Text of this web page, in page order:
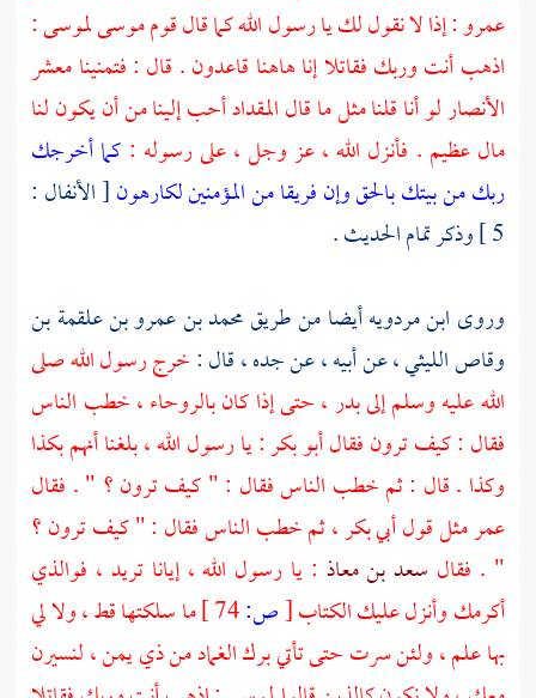
عمرو: إذا لا نقول لك يا رسول الله كما قالقوم موسىلموسى:
اذهب أنت وربك فقاتلا إنا هاهنا قاعدون . قال : فتمنينا معشر
الأنصارلو أنا قلنا مثل ما قالالمقدادأحب إلينا من أن يكون لنا
مال عظيم . فأنزل الله ، عز وجل ، على رسوله : كما أخرجك
ربك من بيتك بالحق وإن فريقا من المؤمنين لكارهون[ الأنفال :
5 ] وذكر تمام الحديث .
وروى ابن مردويهأيضا من طريقمحمد بن عمرو بن علقمة بن
وقاص الليثي، عن أبيه ، عن جده ، قال :خرج رسول الله صلى
الله عليه وسلم إلىبدر، حتى إذا كانبالروحاء، خطب الناس
فقال : كيف ترون فقالأبو بكر: يا رسول الله ، بلغنا أنهم بكذا
وكذا . قال : ثم خطب الناس فقال : " كيف ترون ؟ " . فقال
عمرمثل قولأبي بكر، ثم خطب الناس فقال : " كيف ترون ؟
" . فقال سعد بن معاذ : يا رسول الله ، إيانا تريد ، فوالذي
أكرمك وأنزل عليك الكتاب[ص:
ما سلكتها قط ، ولا لي
بها علم ، ولئن سرت حتى تأتيبرك الغمادمن ذي يمن ، لنسيرن